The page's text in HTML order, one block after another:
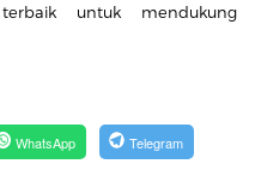
untuk mendukung
WhatsApp Telegram